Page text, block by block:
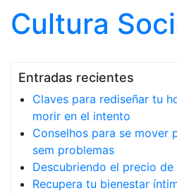
Cultura
Entradas recientes
Claves para rediseñar tu
morir en el intento
Conselhos para se mover
sem problemas
Descubriendo el precio
Recupera tu bienestar